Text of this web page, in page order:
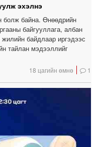
эхэлнэ
болж байна. Өнөөдрийн
байгууллага, албан
байдлаар иргэдээс
тайлан мэдээллийг
18 цагийн өмнө 1